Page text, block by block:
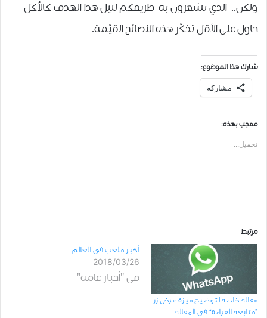
ولكن.. الذي تشعرون به طريقكم لنيل هذا الهدف كالأكل
حاول على الأقل تذكّر هذه النصائح القيّمة.
شارك هذا الموضوع:
مشاركة
معجب بهذه:
تحميل...
مرتبط
مقالة خاصة لتوضيح ميزة عرض زر
”متابعة القراءة“ في المقالة
أكبر ملعب في العالم
2018/03/26
في "أخبار عامة"